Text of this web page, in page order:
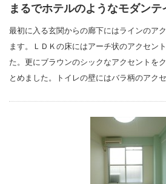
まるでホテルのようなモダン
最初に入る玄関からの廊下にはラインのア
ます。ＬＤＫの床にはアーチ状のアクセン
た。更にブラウンのシックなアクセントを
とめました。トイレの壁にはバラ柄のアク